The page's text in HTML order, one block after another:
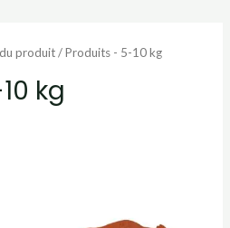
produit / Produits - 5-10 kg
kg